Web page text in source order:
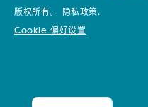
版权所有。 隐私政策.
Cookie 偏好设置